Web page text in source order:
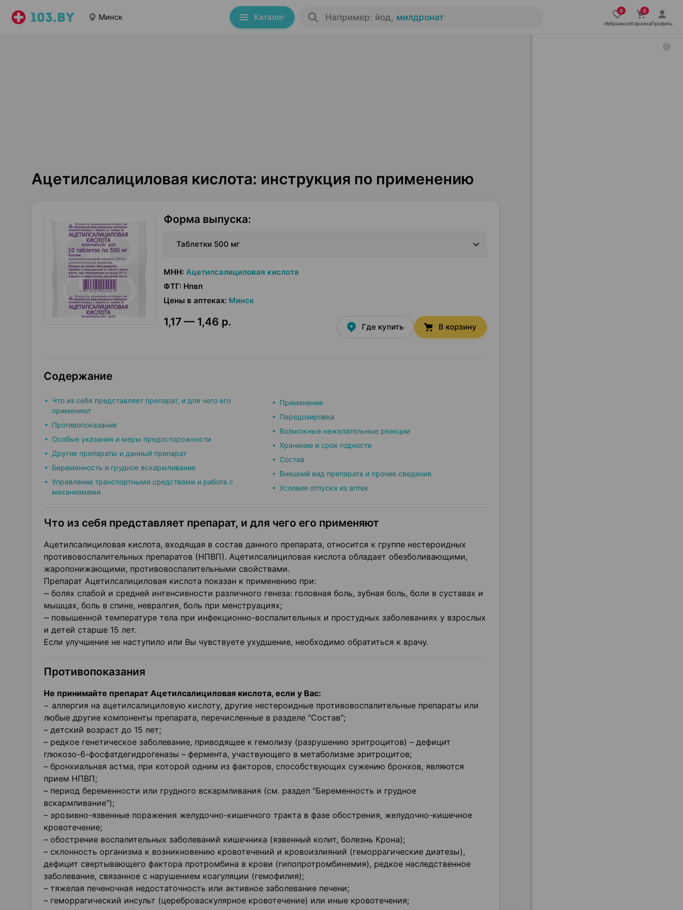
Минск Каталог Например: йод, милдронат
ИзбранноеКорзинаПрофиль
Ацетилсалициловая кислота: инструкция по применению
Форма выпуска:
Таблетки 500 мг
МНН: Ацетилсалициловая кислота
ФТГ: Нпвп
Цены в аптеках: Минск
1,17 — 1,46 р. Где купить В корзину
Содержание
Что из себя представляет препарат, и для чего его
применяют
Противопоказания
Особые указания и меры предосторожности
Другие препараты и данный препарат
Беременность и грудное вскармливание
Управление транспортными средствами и работа с
механизмами
Применение
Передозировка
Возможные нежелательные реакции
Хранение и срок годности
Состав
Внешний вид препарата и прочие сведения
Условия отпуска из аптек
Что из себя представляет препарат, и для чего его применяют
Ацетилсалициловая кислота, входящая в состав данного препарата, относится к группе нестероидных
противовоспалительных препаратов (НПВП). Ацетилсалициловая кислота обладает обезболивающими,
жаропонижающими, противовоспалительными свойствами.
Препарат Ацетилсалициловая кислота показан к применению при:
‒ болях слабой и средней интенсивности различного генеза: головная боль, зубная боль, боли в суставах и
мышцах, боль в спине, невралгия, боль при менструациях;
‒ повышенной температуре тела при инфекционно-воспалительных и простудных заболеваниях у взрослых
и детей старше 15 лет.
Если улучшение не наступило или Вы чувствуете ухудшение, необходимо обратиться к врачу.
Противопоказания
Не принимайте препарат Ацетилсалициловая кислота, если у Вас:
− аллергия на ацетилсалициловую кислоту, другие нестероидные противовоспалительные препараты или
любые другие компоненты препарата, перечисленные в разделе "Состав";
– детский возраст до 15 лет;
– редкое генетическое заболевание, приводящее к гемолизу (разрушению эритроцитов) – дефицит
глюкозо-6-фосфатдегидрогеназы – фермента, участвующего в метаболизме эритроцитов;
– бронхиальная астма, при которой одним из факторов, способствующих сужению бронхов, являются
прием НПВП;
– период беременности или грудного вскармливания (см. раздел "Беременность и грудное
вскармливание");
– эрозивно-язвенные поражения желудочно-кишечного тракта в фазе обострения, желудочно-кишечное
кровотечение;
– обострение воспалительных заболеваний кишечника (язвенный колит, болезнь Крона);
– склонность организма к возникновению кровотечений и кровоизлияний (геморрагические диатезы),
дефицит свертывающего фактора протромбина в крови (гипопротромбинемия), редкое наследственное
заболевание, связанное с нарушением коагуляции (гемофилия);
– тяжелая печеночная недостаточность или активное заболевание печени;
– геморрагический инсульт (цереброваскулярное кровотечение) или иные кровотечения;